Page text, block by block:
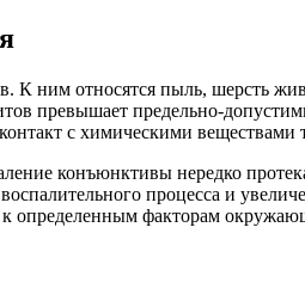
К ним относятся пыль, шерсть
превышает предельно-
с химическими
конъюнктивы нередко
процесса и
к определенным факторам